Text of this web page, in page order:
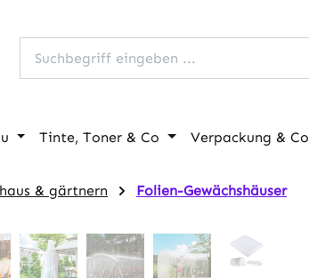
Tinte, Toner & Co Verpackung & Co
& gärtnern Folien-Gewächshäuser